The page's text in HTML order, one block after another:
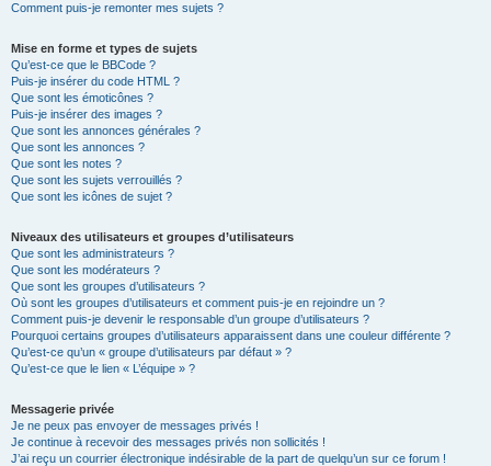
Comment puis-je remonter mes sujets ?
Mise en forme et types de sujets
Qu’est-ce que le BBCode ?
Puis-je insérer du code HTML ?
Que sont les émoticônes ?
Puis-je insérer des images ?
Que sont les annonces générales ?
Que sont les annonces ?
Que sont les notes ?
Que sont les sujets verrouillés ?
Que sont les icônes de sujet ?
Niveaux des utilisateurs et groupes d’utilisateurs
Que sont les administrateurs ?
Que sont les modérateurs ?
Que sont les groupes d’utilisateurs ?
Où sont les groupes d’utilisateurs et comment puis-je en rejoindre un ?
Comment puis-je devenir le responsable d’un groupe d’utilisateurs ?
Pourquoi certains groupes d’utilisateurs apparaissent dans une couleur différente ?
Qu’est-ce qu’un « groupe d’utilisateurs par défaut » ?
Qu’est-ce que le lien « L’équipe » ?
Messagerie privée
Je ne peux pas envoyer de messages privés !
Je continue à recevoir des messages privés non sollicités !
J’ai reçu un courrier électronique indésirable de la part de quelqu’un sur ce forum !